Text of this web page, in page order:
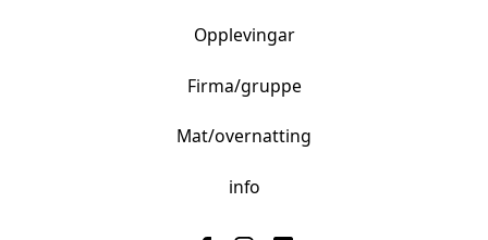
Opplevingar
Firma/gruppe
Mat/overnatting
info